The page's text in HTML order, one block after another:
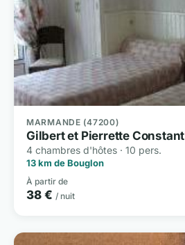
MARMANDE (47200)
Gilbert et Pierrette Constant
4 chambres d'hôtes · 10 pers.
13 km de Bouglon
À partir de
38 € / nuit